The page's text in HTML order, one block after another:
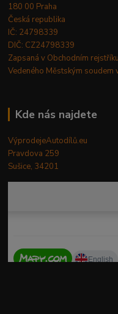
180 00 Praha
Česká republika
IČ: 24798339
DIČ: CZ24798339
Zapsaná v Obchodním
Vedeného Městským
Kde nás najdete
VýprodejeAutodílů.eu
Pravdova 259
Sušice, 34201